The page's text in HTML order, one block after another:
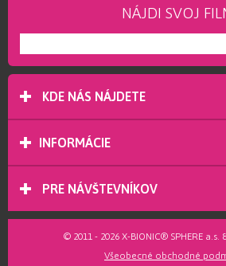
NÁJDI SVOJ
KDE NÁS NÁJDETE
INFORMÁCIE
PRE NÁVŠTEVNÍKOV
© 2011 - 2026 X-BIONIC® SPHERE a.s.
Všeobecné obchodné